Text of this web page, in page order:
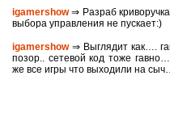
igamershow⇒ Разраб
выбора управления не пускает:)
igamershow⇒ Выглядит как….
позор.. сетевой код тоже
же все игры что выходили на